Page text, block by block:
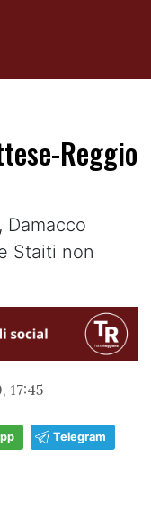
Reggio
Staiti non
17:45
Telegram